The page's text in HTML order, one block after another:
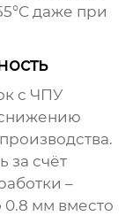
даже при
с ЧПУ
снижению
за счёт
–
0.8 мм вместо